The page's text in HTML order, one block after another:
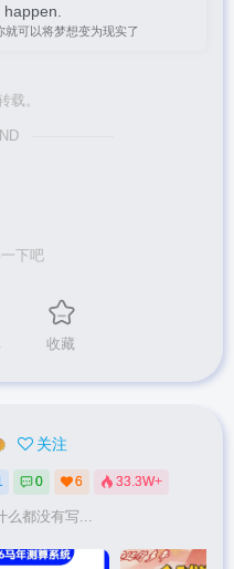
就可以将梦想变为现实了
载。
下吧
收藏
关注
0 6 33.3W+
么都没有写...